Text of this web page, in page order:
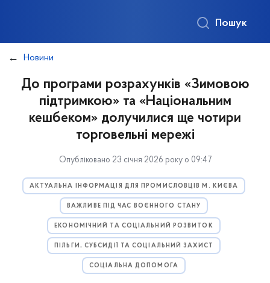
Пошук
Новини
До програми розрахунків «Зимовою
підтримкою» та «Національним
кешбеком» долучилися ще чотири
торговельні мережі
Опубліковано 23 січня 2026 року о 09:47
АКТУАЛЬНА ІНФОРМАЦІЯ ДЛЯ ПРОМИСЛОВЦІВ М. КИЄВА
ВАЖЛИВЕ ПІД ЧАС ВОЄННОГО СТАНУ
ЕКОНОМІЧНИЙ ТА СОЦІАЛЬНИЙ РОЗВИТОК
ПІЛЬГИ, СУБСИДІЇ ТА СОЦІАЛЬНИЙ ЗАХИСТ
СОЦІАЛЬНА ДОПОМОГА